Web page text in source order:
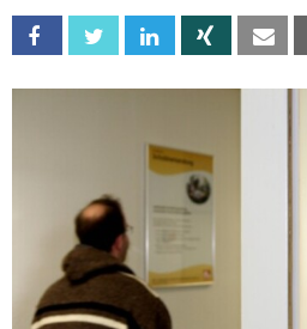
Facebook Twitter Linkedin Xing